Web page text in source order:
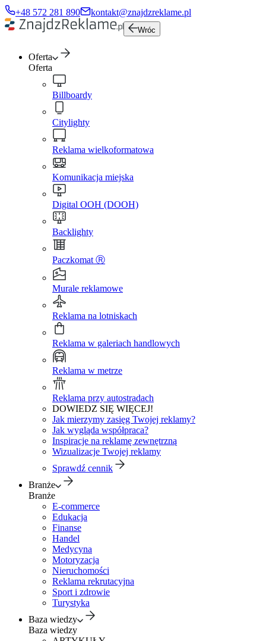
+48 572 281 890 kontakt@znajdzreklame.pl
Wróc
Oferta
Oferta
Billboardy
Citylighty
Reklama wielkoformatowa
Komunikacja miejska
Digital OOH (DOOH)
Backlighty
Paczkomat Ⓡ
Murale reklamowe
Reklama na lotniskach
Reklama w galeriach handlowych
Reklama w metrze
Reklama przy autostradach
DOWIEDZ SIĘ WIĘCEJ!
Jak mierzymy zasięg Twojej reklamy?
Jak wygląda współpraca?
Inspiracje na reklamę zewnętrzną
Wizualizacje Twojej reklamy
Sprawdź cennik
Branże
Branże
E-commerce
Edukacja
Finanse
Handel
Medycyna
Motoryzacja
Nieruchomości
Reklama rekrutacyjna
Sport i zdrowie
Turystyka
Baza wiedzy
Baza wiedzy